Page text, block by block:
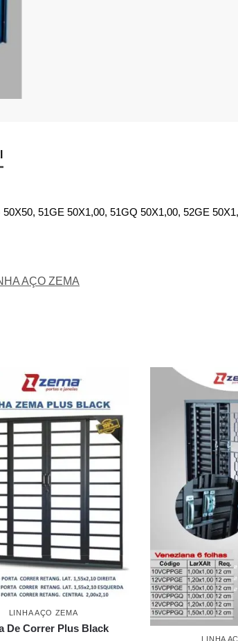
51GE 50X1,00, 51GQ 50X1,00, 52GE
AÇO ZEMA
LINHA AÇO ZEMA
De Correr Plus Black
LINHA